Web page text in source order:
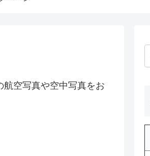
空写真や空中写真をお